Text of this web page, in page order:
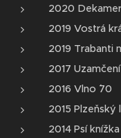
2020
2019 Vostrá
2019 Trabanti
2017 Uzamčení
2016 Vlno ´70
2015 Plzeňský
2014 Psí